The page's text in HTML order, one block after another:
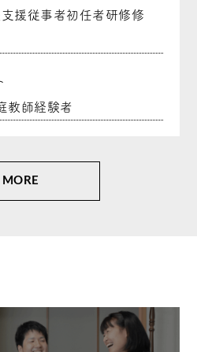
援従事者初任者研修修
教師経験者
MORE